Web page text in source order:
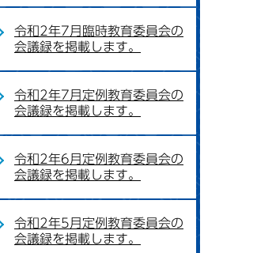
令和2年7月臨時教育委員会の
会議録を掲載します。
令和2年7月定例教育委員会の
会議録を掲載します。
令和2年6月定例教育委員会の
会議録を掲載します。
令和2年5月定例教育委員会の
会議録を掲載します。